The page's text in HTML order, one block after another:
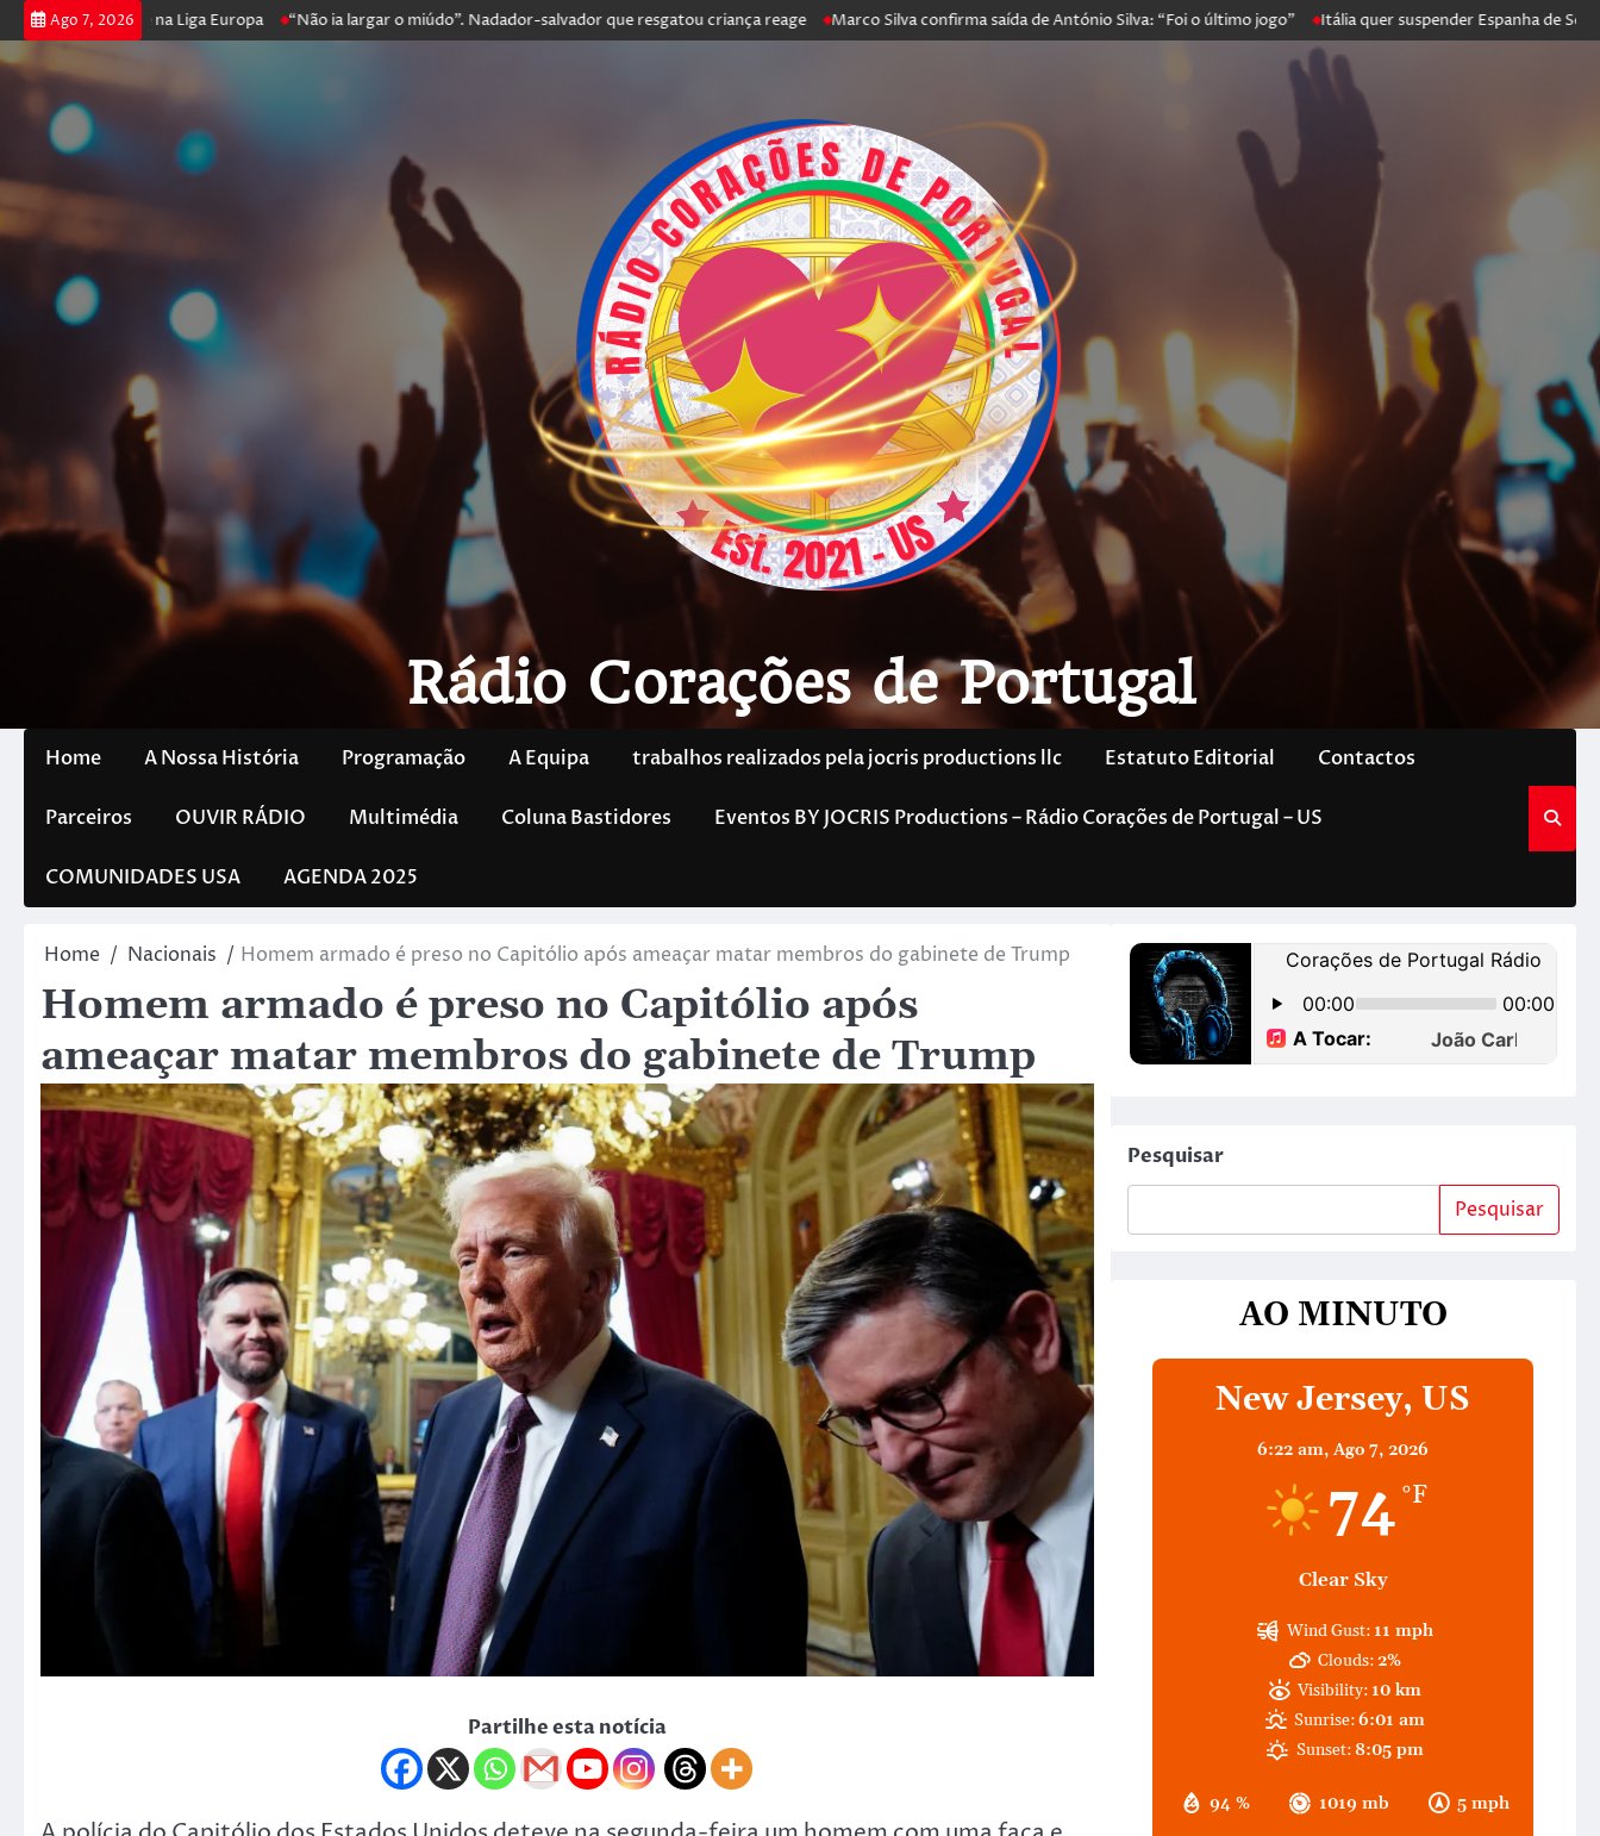
Ago 7, 2026
e prossegue na Liga Europa “Não ia largar o miúdo”. Nadador-salvador que resgatou criança reage Marco Silva confirma saída de António Silva: “Foi o último jogo” Itália quer suspender Espanha de
Rádio Corações de Portugal
Home A Nossa História Programação A Equipa trabalhos realizados pela jocris productions llc Estatuto Editorial Contactos
Parceiros OUVIR RÁDIO Multimédia Coluna Bastidores Eventos BY JOCRIS Productions – Rádio Corações de Portugal – US
COMUNIDADES USA AGENDA 2025
Home Nacionais Homem armado é preso no Capitólio após ameaçar matar membros do gabinete de Trump
Homem armado é preso no Capitólio após
ameaçar matar membros do gabinete de Trump
Partilhe esta notícia
Pesquisar
Pesquisar
AO MINUTO
New Jersey, US
6:22 am,Ago 7, 2026
74 °F
Clear Sky
94 % 1019 mb 5 mph
Wind Gust: 11 mph
Clouds:2%
Visibility: 10 km
Sunrise:6:01 am
Sunset:8:05 pm